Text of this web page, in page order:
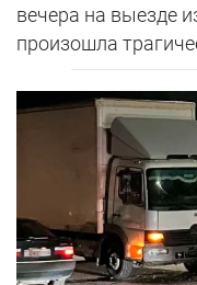
вечера на выезде
произошла